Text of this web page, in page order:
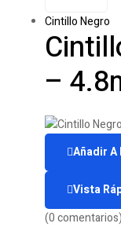
Cintillo Negro
–
Añadir A
Vista
(0 comentarios)